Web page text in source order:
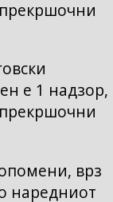
е 1 надзор,
врз
наредниот